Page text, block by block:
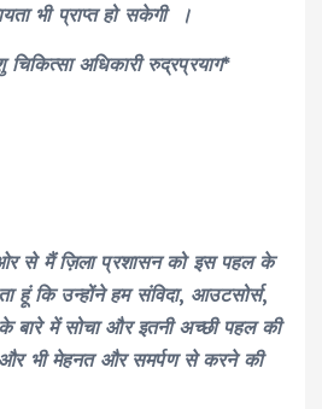
भी प्राप्त हो सकेगी ।
अधिकारी रुद्रप्रयाग*
से मैं ज़िला प्रशासन को इस पहल के
हूं कि उन्होंने हम संविदा, आउटसोर्स,
के बारे में सोचा और इतनी अच्छी पहल की
भी मेहनत और समर्पण से करने की